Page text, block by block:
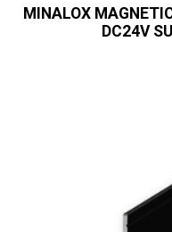
MINALOX
DC24V